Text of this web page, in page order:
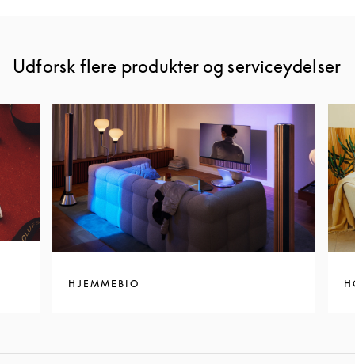
Udforsk flere produkter og serviceydelser
HJEMMEBIO